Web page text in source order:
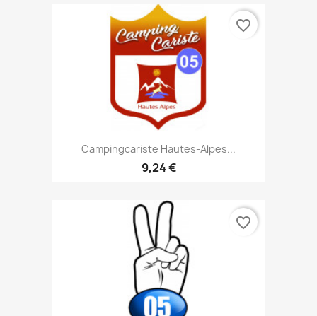
Campingcariste Hautes-Alpes...
9,24 €
favorite_border
favorite_border